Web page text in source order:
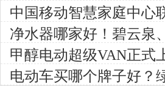
中国移动智慧家庭中心
索平台：重构家庭影音
净水器哪家好！碧云泉
甲醇电动超级VAN正式
源变革
电动车买哪个牌子好？